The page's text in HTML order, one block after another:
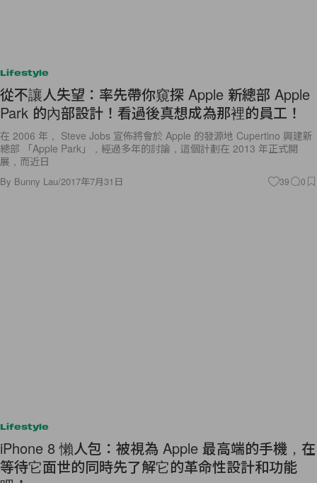
Lifestyle
從不讓人失望：率先帶你窺探 Apple 新總部 Apple
Park 的內部設計！看過後真想成為那裡的員工！
在 2006 年， Steve Jobs 宣佈將會於 Apple 的發源地 Cupertino 興建新
總部 「Apple Park」，經過多年的討論，這個計劃在 2013 年正式開
展，而近日
By Bunny Lau/2017年7月31日 39 0
Lifestyle
iPhone 8 懶人包：被視為 Apple 最高端的手機，在
等待它面世的同時先了解它的革命性設計和功能